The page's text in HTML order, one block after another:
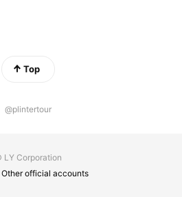
Top
@plintertour
LY Corporation
Other official accounts